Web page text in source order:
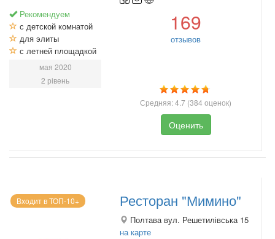
Рекомендуем
с детской комнатой
для элиты
с летней площадкой
мая 2020
2 рівень
169
отзывов
Средняя:4.7 (384 оценок)
Оценить
Входит в ТОП-10+ Ресторан "Мимино"
Полтава вул. Решетилівська 15
на карте